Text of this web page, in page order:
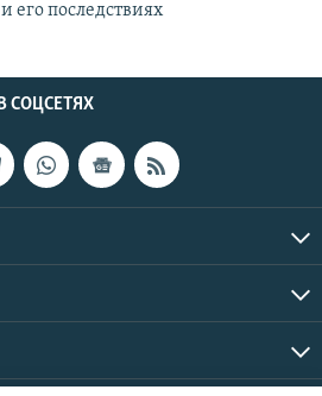
и его последствиях
СОЦСЕТЯХ